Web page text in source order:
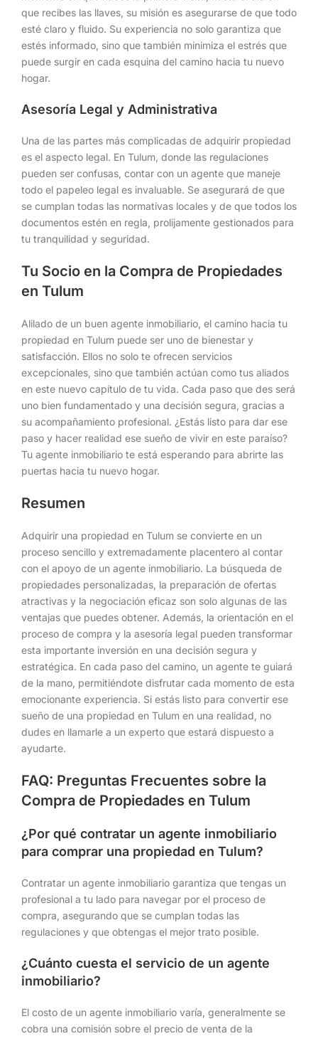
que recibes las llaves, su misión es asegurarse de que todo
esté claro y fluido. Su experiencia no solo garantiza que
estés informado, sino que también minimiza el estrés que
puede surgir en cada esquina del camino hacia tu nuevo
hogar.
Asesoría Legal y Administrativa
Una de las partes más complicadas de adquirir propiedad
es el aspecto legal. En Tulum, donde las regulaciones
pueden ser confusas, contar con un agente que maneje
todo el papeleo legal es invaluable. Se asegurará de que
se cumplan todas las normativas locales y de que todos los
documentos estén en regla, prolijamente gestionados para
tu tranquilidad y seguridad.
Tu Socio en la Compra de Propiedades
en Tulum
Alilado de un buen agente inmobiliario, el camino hacia tu
propiedad en Tulum puede ser uno de bienestar y
satisfacción. Ellos no solo te ofrecen servicios
excepcionales, sino que también actúan como tus aliados
en este nuevo capítulo de tu vida. Cada paso que des será
uno bien fundamentado y una decisión segura, gracias a
su acompañamiento profesional. ¿Estás listo para dar ese
paso y hacer realidad ese sueño de vivir en este paraíso?
Tu agente inmobiliario te está esperando para abrirte las
puertas hacia tu nuevo hogar.
Resumen
Adquirir una propiedad en Tulum se convierte en un
proceso sencillo y extremadamente placentero al contar
con el apoyo de un agente inmobiliario. La búsqueda de
propiedades personalizadas, la preparación de ofertas
atractivas y la negociación eficaz son solo algunas de las
ventajas que puedes obtener. Además, la orientación en el
proceso de compra y la asesoría legal pueden transformar
esta importante inversión en una decisión segura y
estratégica. En cada paso del camino, un agente te guiará
de la mano, permitiéndote disfrutar cada momento de esta
emocionante experiencia. Si estás listo para convertir ese
sueño de una propiedad en Tulum en una realidad, no
dudes en llamarle a un experto que estará dispuesto a
ayudarte.
FAQ: Preguntas Frecuentes sobre la
Compra de Propiedades en Tulum
¿Por qué contratar un agente inmobiliario
para comprar una propiedad en Tulum?
Contratar un agente inmobiliario garantiza que tengas un
profesional a tu lado para navegar por el proceso de
compra, asegurando que se cumplan todas las
regulaciones y que obtengas el mejor trato posible.
¿Cuánto cuesta el servicio de un agente
inmobiliario?
El costo de un agente inmobiliario varía, generalmente se
cobra una comisión sobre el precio de venta de la